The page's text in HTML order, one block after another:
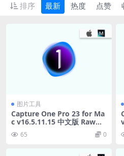
排序
最新 热度 点赞
图片工具
Capture One Pro 23 for Ma
c v16.5.11.15 中文版 Raw图
65 0